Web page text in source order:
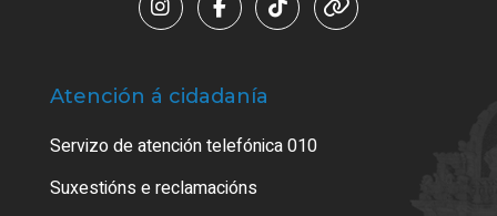
Atención á cidadanía
Servizo de atención telefónica 010
Suxestións e reclamacións